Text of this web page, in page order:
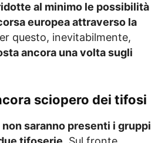
al minimo le possibilità
europea attraverso la
questo, inevitabilmente,
ancora una volta sugli
sciopero dei tifosi
non saranno presenti i gruppi